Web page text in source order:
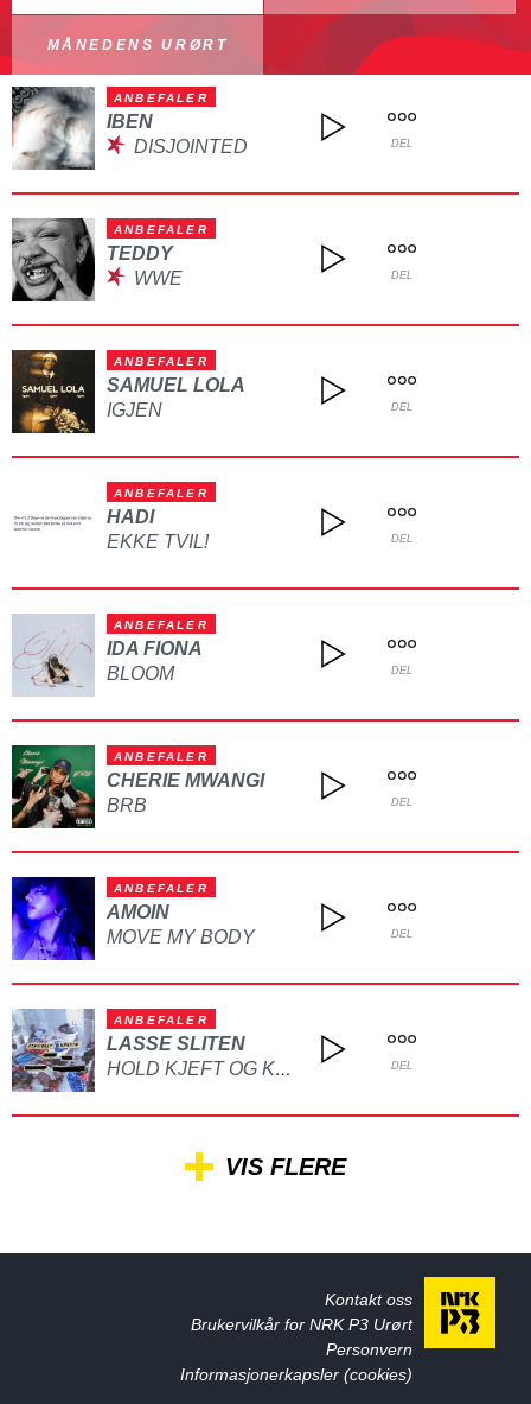
MÅNEDENS URØRT
ANBEFALER
IBEN
DISJOINTED
DEL
ANBEFALER
TEDDY
WWE
DEL
ANBEFALER
SAMUEL LOLA
IGJEN
DEL
ANBEFALER
HADI
EKKE TVIL!
DEL
ANBEFALER
IDA FIONA
BLOOM
DEL
ANBEFALER
CHERIE MWANGI
BRB
DEL
ANBEFALER
AMOIN
MOVE MY BODY
DEL
ANBEFALER
LASSE SLITEN
HOLD KJEFT OG KYSS MEG DEL
VIS FLERE
Kontakt oss
Brukervilkår for NRK P3 Urørt
Personvern
Informasjonerkapsler (cookies)